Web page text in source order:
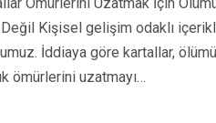
Değil Kişisel gelişim odaklı
İddiaya göre kartallar,
ömürlerini uzatmayı…